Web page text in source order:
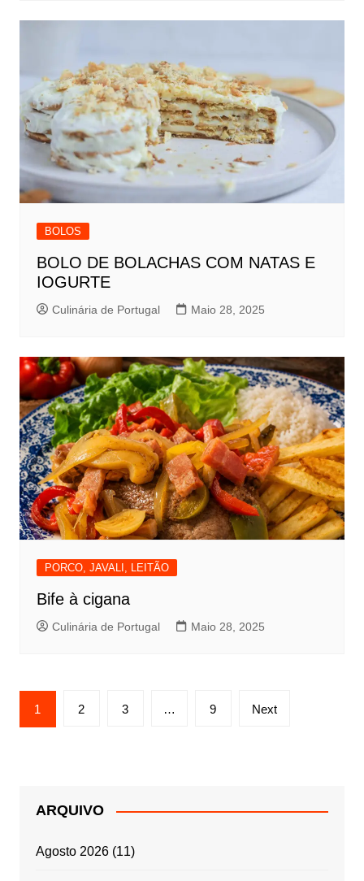
BOLOS
BOLO DE BOLACHAS COM NATAS E
IOGURTE
Culinária de Portugal Maio 28, 2025
PORCO, JAVALI, LEITÃO
Bife à cigana
Culinária de Portugal Maio 28, 2025
Paginação
dos
1 2 3 … 9 Next
ARQUIVO
Agosto 2026(11)